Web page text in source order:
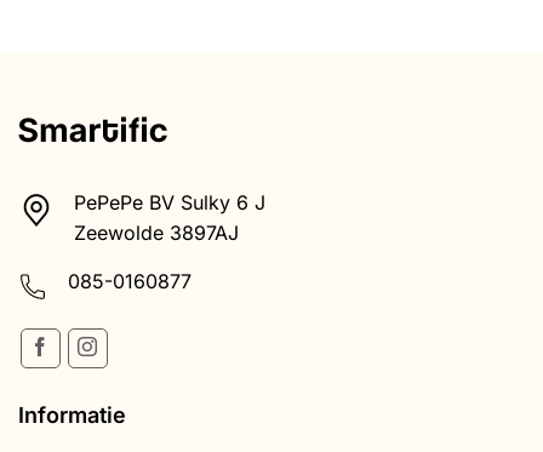
PePePe BV Sulky 6 J
Zeewolde 3897AJ
085-0160877
Informatie